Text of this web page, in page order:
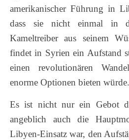
amerikanischer Führung in
dass sie nicht einmal in
Kameltreiber aus seinem
findet in Syrien ein Aufstand
einen revolutionären
enorme Optionen bieten würde.
Es ist nicht nur ein Gebot
angeblich auch die
Libyen-Einsatz war, den